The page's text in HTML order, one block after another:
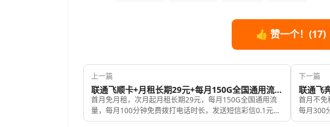
👍 赞一个！(17)
上一篇
联通飞顺卡+月租长期29元+每月150G全国通用流量+100分钟+首月免租
首月免月租，次月起月租长期29元，每月150G全国通用流
量，每月100分钟免费拨打电话时长，发送短信彩信0.1元每
条，赠送来电显示，号码和归属地都是随机的，激活时必须
下一篇
首月不免
每月300
来电显示